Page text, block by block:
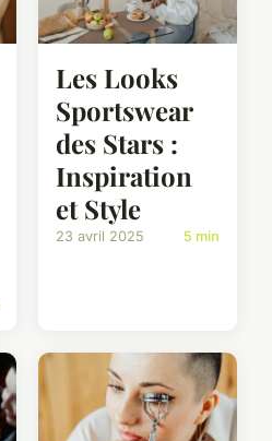
Les Looks
Sportswear
des Stars :
Inspiration
et Style
23 avril 2025 5 min